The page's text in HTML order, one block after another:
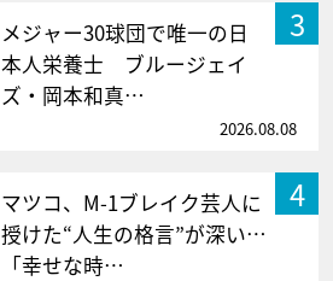
3
メジャー30球団で唯一の日
本人栄養士 ブルージェイ
ズ・岡本和真…
2026.08.08
4
マツコ、M-1ブレイク芸人に
授けた“人生の格言”が深い…
「幸せな時…